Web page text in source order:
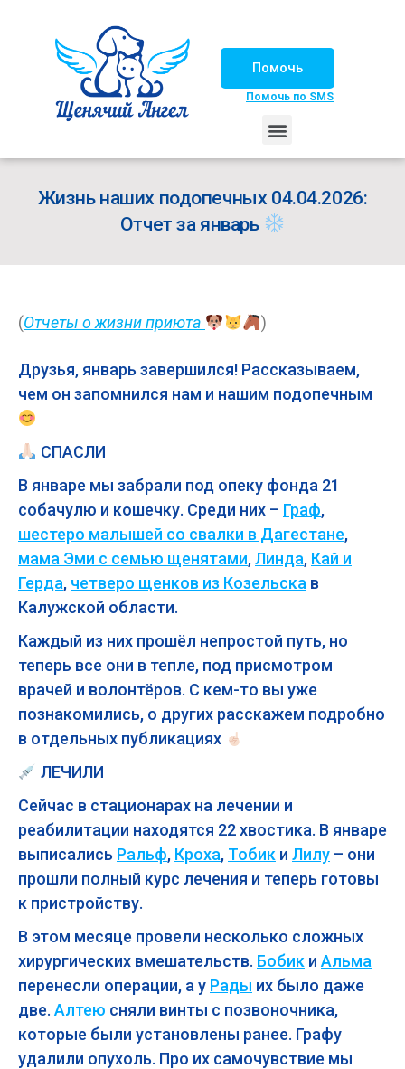
Помочь
Помочь по SMS
Жизнь наших подопечных 04.04.2026:
Отчет за январь
(Отчеты о жизни приюта )
Друзья, январь завершился! Рассказываем,
чем он запомнился нам и нашим подопечным
СПАСЛИ
В январе мы забрали под опеку фонда 21
собачулю и кошечку. Среди них – Граф,
шестеро малышей со свалки в Дагестане,
мама Эми с семью щенятами,Линда, Кай и
Герда, четверо щенков из Козельска в
Калужской области.
Каждый из них прошёл непростой путь, но
теперь все они в тепле, под присмотром
врачей и волонтёров. С кем-то вы уже
познакомились, о других расскажем подробно
в отдельных публикациях
ЛЕЧИЛИ
Сейчас в стационарах на лечении и
реабилитации находятся 22 хвостика. В январе
выписались Ральф, Кроха, Тобик и Лилу – они
прошли полный курс лечения и теперь готовы
к пристройству.
В этом месяце провели несколько сложных
хирургических вмешательств. Бобик и Альма
перенесли операции, а у Рады их было даже
две. Алтею сняли винты с позвоночника,
которые были установлены ранее. Графу
удалили опухоль. Про их самочувствие мы